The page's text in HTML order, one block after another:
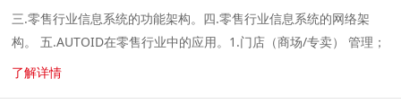
三.零售行业信息系统的功能架构。四.零售行业信息系统的网络架
构。 五.AUTOID在零售行业中的应用。1.门店（商场/专卖） 管理；
2.超市管理；3.订货会；4.抄单；5.配送；6.仓储。1.门店（商...
了解详情